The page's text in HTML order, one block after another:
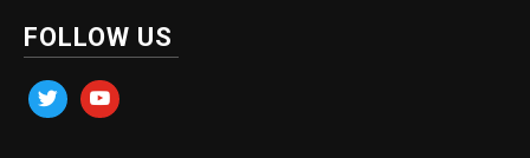
FOLLOW US
twitter youtube